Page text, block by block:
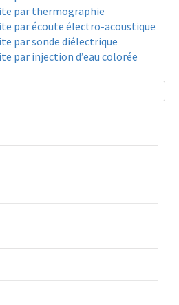
par thermographie
par écoute électro-acoustique
par sonde diélectrique
par injection d’eau colorée